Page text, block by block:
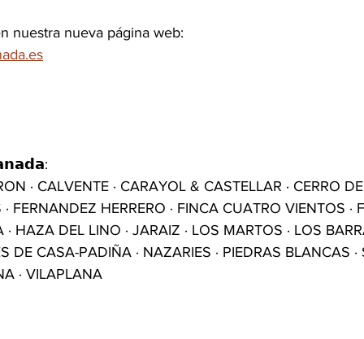
nuestra nueva página web:
· CALVENTE · CARAYOL & CASTELLAR · CERRO
FERNANDEZ HERRERO · FINCA CUATRO VIENTOS ·
HAZA DEL LINO · JARAIZ · LOS MARTOS · LOS
DE CASA-PADIÑA · NAZARIES · PIEDRAS BLANCAS
· VILAPLANA